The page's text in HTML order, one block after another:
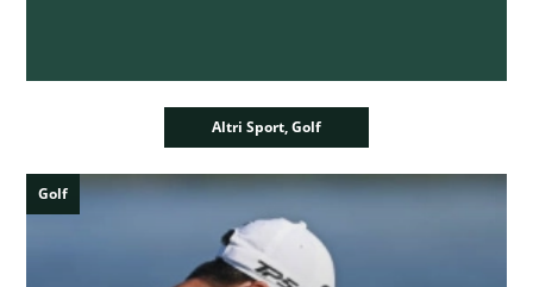
Altri Sport, Golf
Golf